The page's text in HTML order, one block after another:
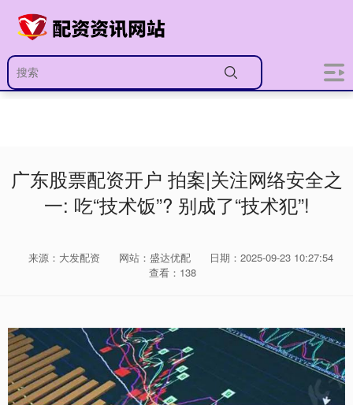
广东股票配资开户 拍案|关注网络安全之
一: 吃“技术饭”? 别成了“技术犯”!
来源：大发配资 网站：盛达优配
日期：2025-09-23 10:27:54
查看：138